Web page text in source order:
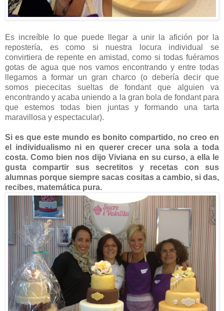
Es increíble lo que puede llegar a unir la afición por la
repostería, es como si nuestra locura individual se
convirtiera de repente en amistad, como si todas fuéramos
gotas de agua que nos vamos encontrando y entre todas
llegamos a formar un gran charco (o debería decir que
somos piececitas sueltas de fondant que alguien va
encontrando y acaba uniendo a la gran bola de fondant para
que estemos todas bien juntas y formando una tarta
maravillosa y espectacular).
Si es que este mundo es bonito compartido, no creo en
el individualismo ni en querer crecer una sola a toda
costa. Como bien nos dijo Viviana en su curso, a ella le
gusta compartir sus secretitos y recetas con sus
alumnas porque siempre sacas cositas a cambio, si das,
recibes, matemática pura.